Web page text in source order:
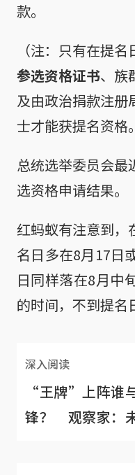
款。
（注：只有在提
参选资格证书、族
及由政治捐款注册
士才能获提名资格
总统选举委员会最
选资格申请结果。
红蚂蚁有注意到，
名日多在8月17日
日同样落在8月中
的时间，不到提名
深入阅读
“王牌”上阵谁
锋？ 观察家：